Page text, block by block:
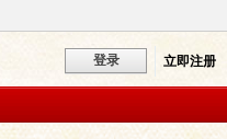
登录 立即注册